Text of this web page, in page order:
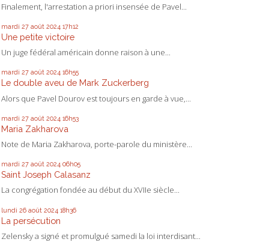
Finalement, l'arrestation a priori insensée de Pavel...
mardi 27 août 2024 17h12
Une petite victoire
Un juge fédéral américain donne raison à une...
mardi 27 août 2024 16h55
Le double aveu de Mark Zuckerberg
Alors que Pavel Dourov est toujours en garde à vue,...
mardi 27 août 2024 16h53
Maria Zakharova
Note de Maria Zakharova, porte-parole du ministère...
mardi 27 août 2024 06h05
Saint Joseph Calasanz
La congrégation fondée au début du XVIIe siècle...
lundi 26 août 2024 18h36
La persécution
Zelensky a signé et promulgué samedi la loi interdisant...